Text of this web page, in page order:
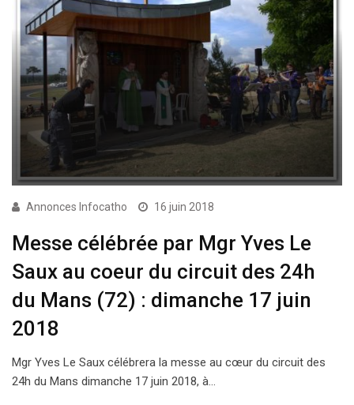
Annonces Infocatho 16 juin 2018
Messe célébrée par Mgr Yves Le
Saux au coeur du circuit des 24h
du Mans (72) : dimanche 17 juin
2018
Mgr Yves Le Saux célébrera la messe au cœur du circuit des
24h du Mans dimanche 17 juin 2018, à…